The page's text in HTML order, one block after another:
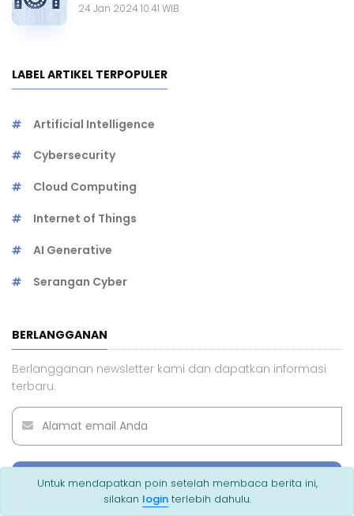
24 Jan 2024 10.41 WIB
LABEL ARTIKEL TERPOPULER
Artificial Intelligence
Cybersecurity
Cloud Computing
Internet of Things
AI Generative
Serangan Cyber
BERLANGGANAN
Berlangganan newsletter kami dan dapatkan informasi
terbaru.
SUBMIT
Untuk mendapatkan poin setelah membaca berita ini,
silakan loginterlebih dahulu.